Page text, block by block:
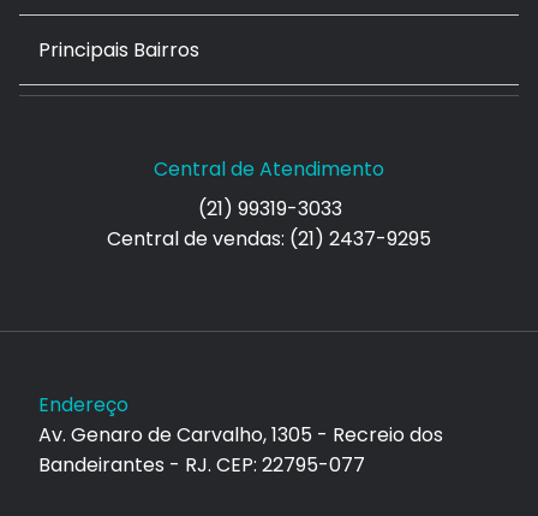
Principais Bairros
Central de Atendimento
(21) 99319-3033
Central de vendas: (21) 2437-9295
Endereço
Av. Genaro de Carvalho, 1305 - Recreio dos
Bandeirantes - RJ. CEP: 22795-077